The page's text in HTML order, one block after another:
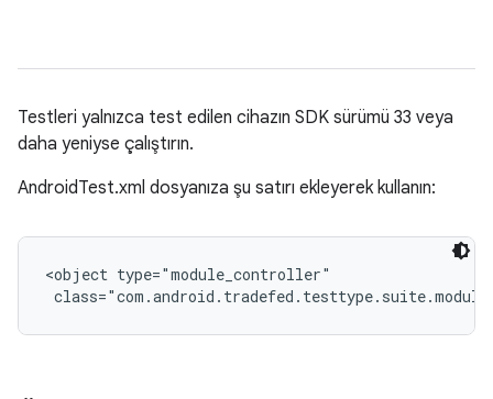
Testleri yalnızca test edilen cihazın SDK sürümü 33 veya
daha yeniyse çalıştırın.
AndroidTest.xml dosyanıza şu satırı ekleyerek kullanın:
<object type="module_controller"